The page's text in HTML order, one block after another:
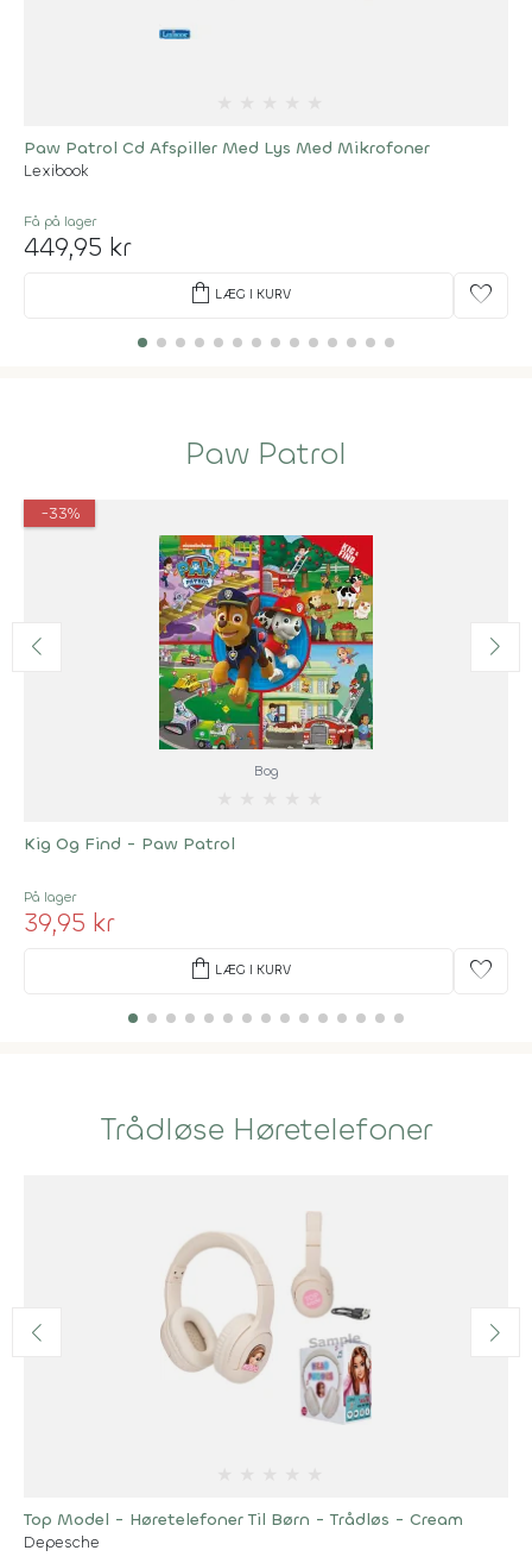
Paw Patrol Cd Afspiller Med Lys Med Mikrofoner
Lexibook
Få på lager
449,95 kr
shopping_bag LÆG I KURV favorite
Paw Patrol
-33%
Bog
Kig Og Find - Paw Patrol
På lager
39,95 kr
shopping_bag LÆG I KURV favorite
Trådløse Høretelefoner
Top Model - Høretelefoner Til Børn - Trådløs - Cream
Depesche